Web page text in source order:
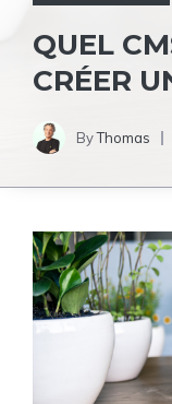
QUEL
CRÉER
ByThomas